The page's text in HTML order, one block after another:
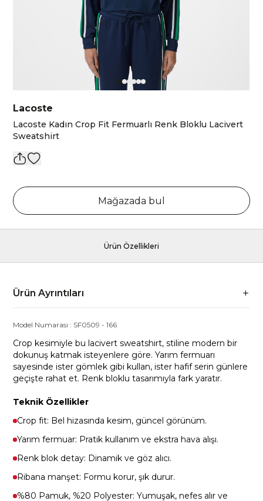
Lacoste
Lacoste Kadın Crop Fit Fermuarlı Renk Bloklu Lacivert
Sweatshirt
Mağazada bul
Ürün Özellikleri
Ürün Ayrıntıları
Model Numarası : SF0509 -166
Crop kesimiyle bu lacivert sweatshirt, stiline modern bir
dokunuş katmak isteyenlere göre. Yarım fermuarı
sayesinde ister gömlek gibi kullan, ister hafif serin günlere
geçişte rahat et. Renk bloklu tasarımıyla fark yaratır.
Teknik Özellikler
Crop fit: Bel hizasında kesim, güncel görünüm.
Yarım fermuar: Pratik kullanım ve ekstra hava alışı.
Renk blok detay: Dinamik ve göz alıcı.
Ribana manşet: Formu korur, şık durur.
%80 Pamuk, %20 Polyester: Yumuşak, nefes alır ve